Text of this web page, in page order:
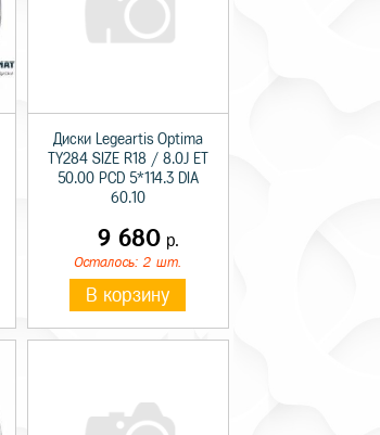
Диски Legeartis Optima
TY284 SIZE R18 / 8.0J ET
50.00 PCD 5*114.3 DIA
60.10
9 680 р.
Осталось: 2 шт.
В корзину